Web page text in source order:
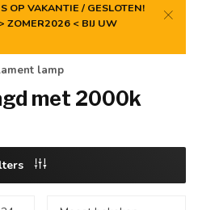
OP VAKANTIE / GESLOTEN!
ZOMER2026 < BIJ UW
lamp
met 2000k